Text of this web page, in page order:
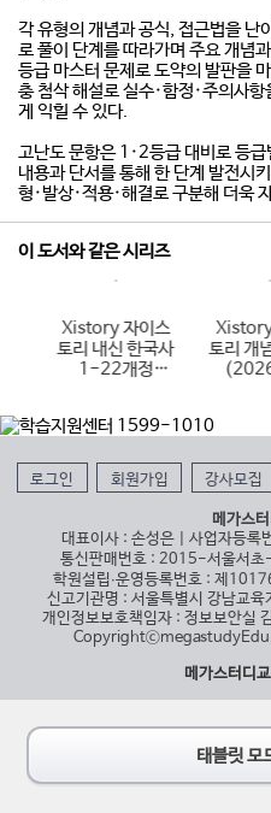
각 유형의 개념과 공식, 접근법을 난
로 풀이 단계를 따라가며 주요 개념
등급 마스터 문제로 도약의 발판을
충 첨삭 해설로 실수·함정·주의사
게 익힐 수 있다.
고난도 문항은 1·2등급 대비로 등
내용과 단서를 통해 한 단계 발전시
형·발상·적용·해결로 구분해 더욱
이 도서와 같은 시리즈
Xistory 자이스
토리 내신 한국사
1-22개정
토리 개
로그인 회원가입 강사모집
메가스
대표이사 : 손성은 | 사업자등
통신판매번호 : 2015-서울서
학원설립∙운영등록번호 : 제
신고기관명 : 서울특별시 강남교
개인정보보호책임자 : 정보보안실
메가스터디
태블릿 모